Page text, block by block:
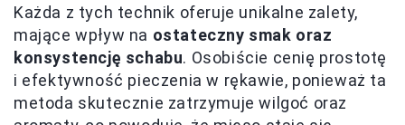
Każda z tych technik oferuje unikalne zalety,
mające wpływ na ostateczny smak oraz
konsystencję schabu. Osobiście cenię prostotę
i efektywność pieczenia w rękawie, ponieważ ta
metoda skutecznie zatrzymuje wilgoć oraz